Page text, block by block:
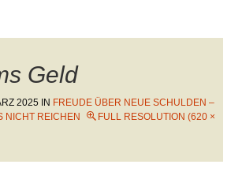
Geld
2025 IN FREUDE ÜBER NEUE SCHULDEN –
NICHT REICHEN
FULL RESOLUTION (620 ×